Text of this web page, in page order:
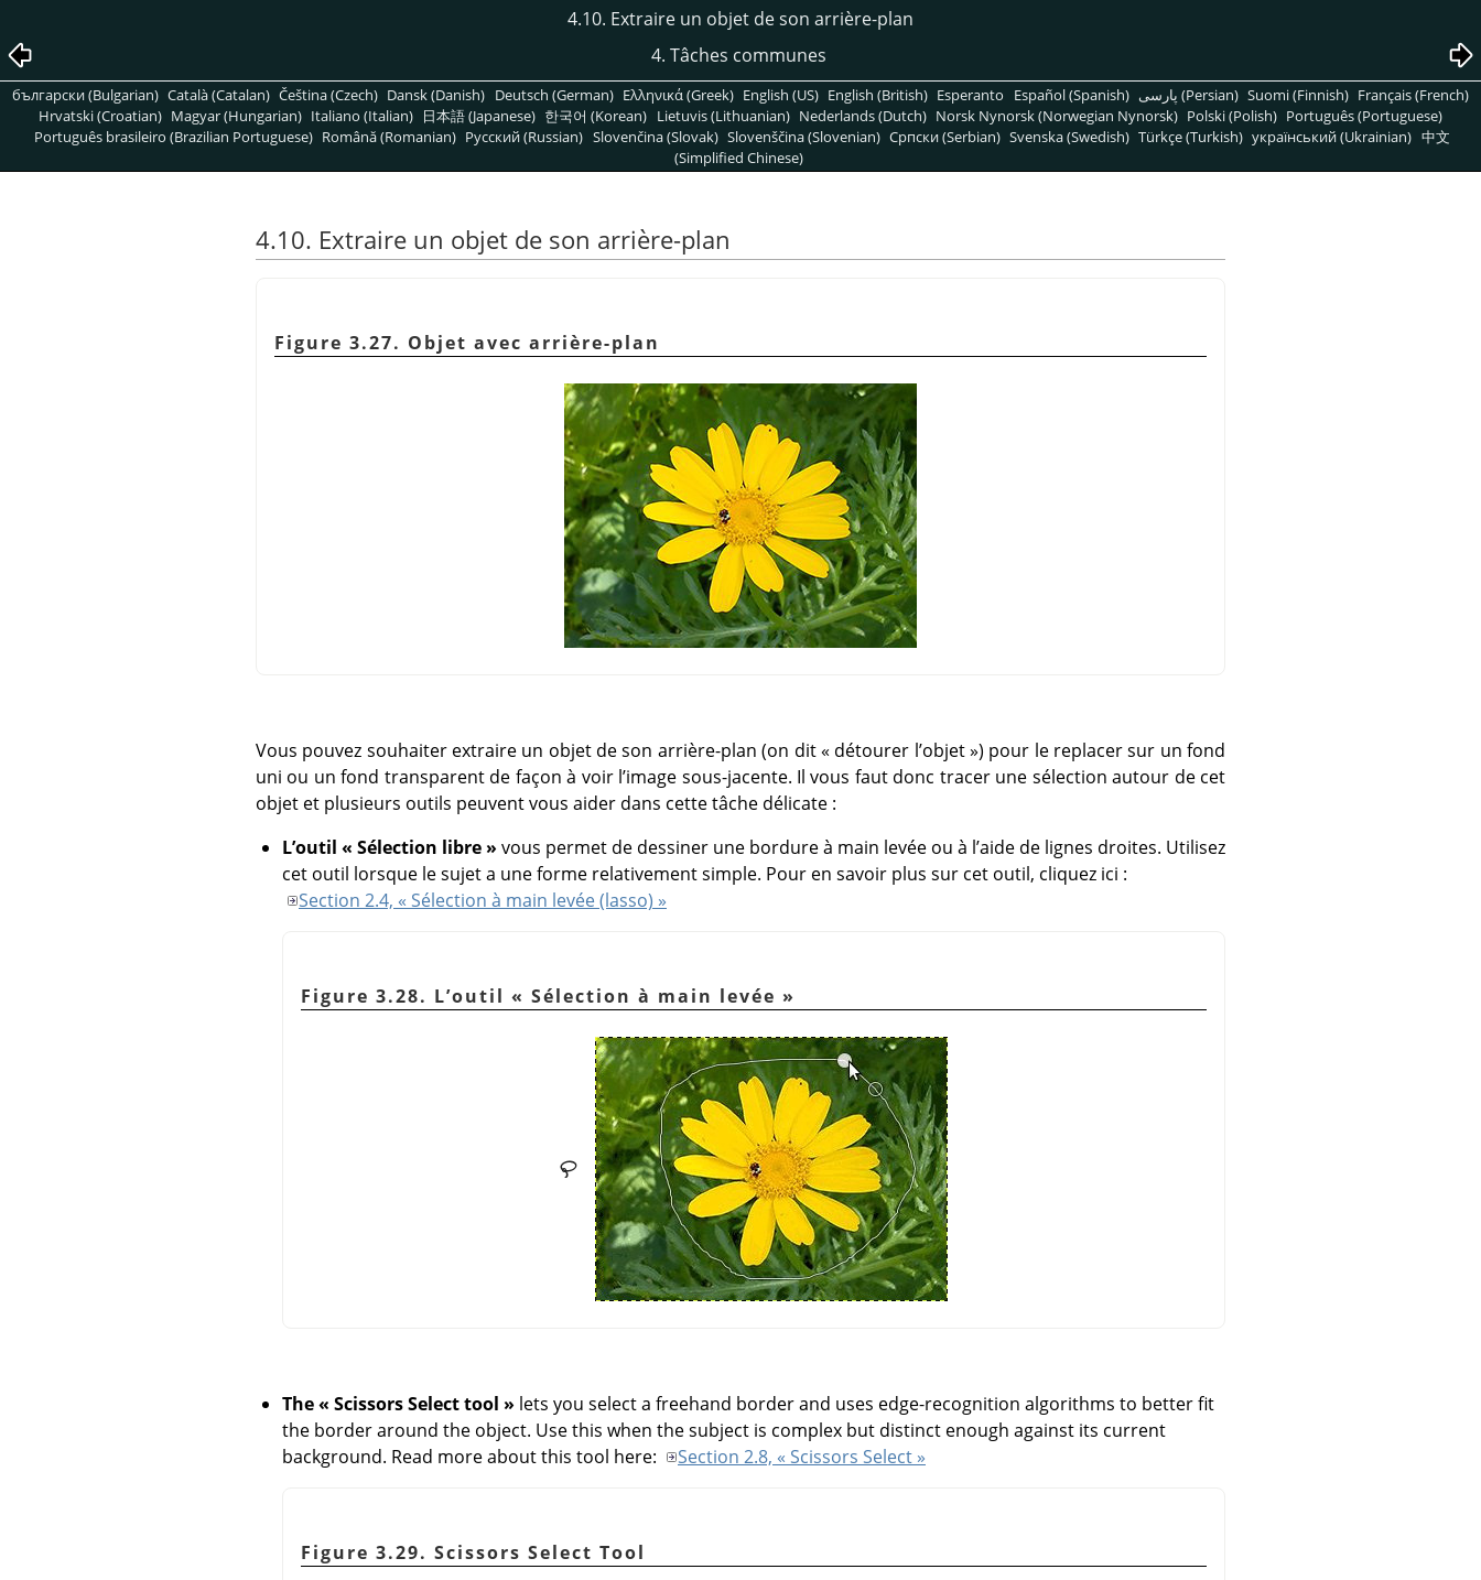
4.10. Extraire un objet de son arrière-plan
4. Tâches communes
български (Bulgarian) Català (Catalan) Čeština (Czech) Dansk (Danish) Deutsch (German) Ελληνικά (Greek) English (US) English (British) Esperanto Español (Spanish) پارسی (Persian) Suomi (Finnish) Français (French)
Hrvatski (Croatian) Magyar (Hungarian) Italiano (Italian) 日本語 (Japanese) 한국어 (Korean) Lietuvis (Lithuanian) Nederlands (Dutch) Norsk Nynorsk (Norwegian Nynorsk) Polski (Polish) Português (Portuguese)
Português brasileiro (Brazilian Portuguese) Română (Romanian) Pусский (Russian) Slovenčina (Slovak) Slovenščina (Slovenian) Српски (Serbian) Svenska (Swedish) Türkçe (Turkish) український (Ukrainian) 中文
(Simplified Chinese)
4.10. Extraire un objet de son arrière-plan
Figure 3.27. Objet avec arrière-plan
Vous pouvez souhaiter extraire un objet de son arrière-plan (on dit« détourer l’objet») pour le replacer sur un fond
uni ou un fond transparent de façon à voir l’image sous-jacente. Il vous faut donc tracer une sélection autour de cet
objet et plusieurs outils peuvent vous aider dans cette tâche délicate :
L’outil « Sélection libre » vous permet de dessiner une bordure à main levée ou à l’aide de lignes droites. Utilisez
cet outil lorsque le sujet a une forme relativement simple. Pour en savoir plus sur cet outil, cliquez ici :
Section 2.4, « Sélection à main levée (lasso) »
Figure 3.28. L’outil « Sélection à main levée »
The« Scissors Select tool » lets you select a freehand border and uses edge-recognition algorithms to better fit
the border around the object. Use this when the subject is complex but distinct enough against its current
background. Read more about this tool here:
Section 2.8, « Scissors Select »
Figure 3.29. Scissors Select Tool